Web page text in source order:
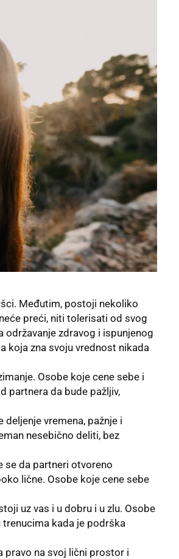
Međutim, postoji nekoliko
preći, niti tolerisati od svog
održavanje zdravog i ispunjenog
koja zna svoju vrednost nikada
Osobe koje cene sebe i
partnera da bude pažljiv,
vremena, pažnje i
nesebično deliti, bez
se da partneri otvoreno
lične. Osobe koje cene sebe
uz vas i u dobru i u zlu. Osobe
kada je podrška
pravo na svoj lični prostor i